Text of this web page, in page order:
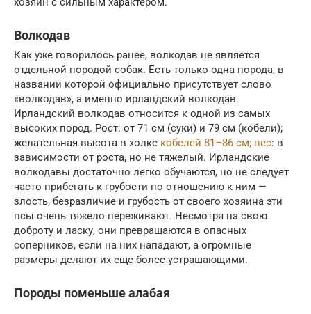
Волкодав
Как уже говорилось ранее, волкодав не является
отдельной породой собак. Есть только одна порода, в
названии которой официально присутствует слово
«волкодав», а именно ирландский волкодав.
Ирландский волкодав относится к одной из самых
высоких пород. Рост: от 71 см (суки) и 79 см (кобели);
желательная высота в холке кобелей 81–86 см; вес: в
зависимости от роста, но не тяжелый. Ирландские
волкодавы достаточно легко обучаются, но не следует
часто прибегать к грубости по отношению к ним —
злость, безразличие и грубость от своего хозяина эти
псы очень тяжело переживают. Несмотря на свою
доброту и ласку, они превращаются в опасных
соперников, если на них нападают, а огромные
размеры делают их еще более устрашающими.
Породы поменьше алабая